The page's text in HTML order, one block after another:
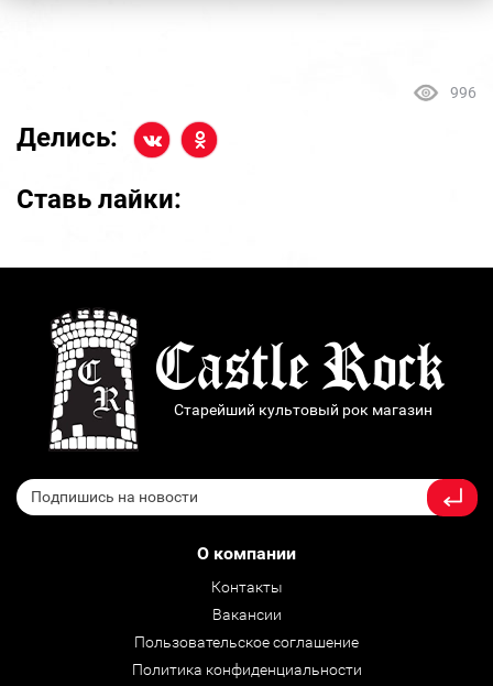
996
Делись:
Ставь лайки:
Старейший культовый рок магазин
О компании
Контакты
Вакансии
Пользовательское соглашение
Политика конфиденциальности